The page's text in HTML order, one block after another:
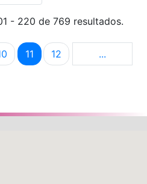
- 220 de 769 resultados.
Use TAB para
PáginaPágina
11 Página
12 ...Páginas